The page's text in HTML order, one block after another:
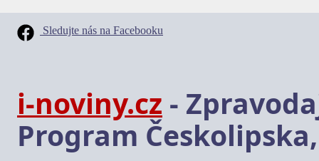
Sledujte nás na Facebooku
i-noviny.cz -
Program